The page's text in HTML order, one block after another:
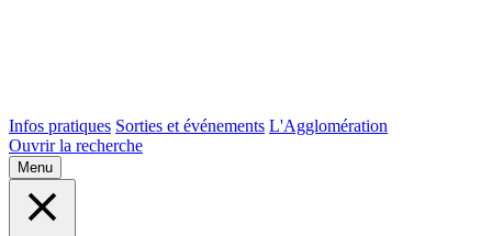
Infos pratiques Sorties et événements L'Agglomération
Ouvrir la recherche
Menu